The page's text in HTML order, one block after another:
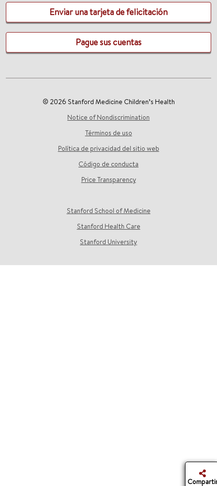
Enviar una tarjeta de felicitación
Pague sus cuentas
© 2026 Stanford Medicine Children’s Health
Notice of Nondiscrimination
Términos de uso
Política de privacidad del sitio web
Código de conducta
Price Transparency
Stanford School of Medicine
Stanford Health Care
Stanford University